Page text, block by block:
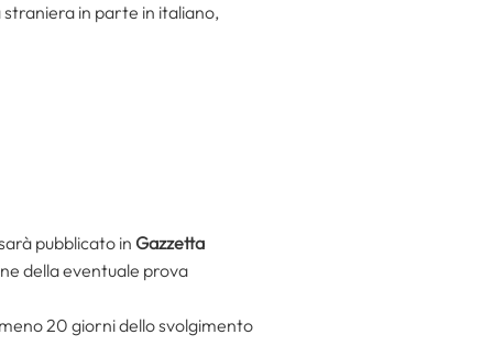
straniera in parte in italiano,
pubblicato in Gazzetta
della eventuale prova
20 giorni dello svolgimento